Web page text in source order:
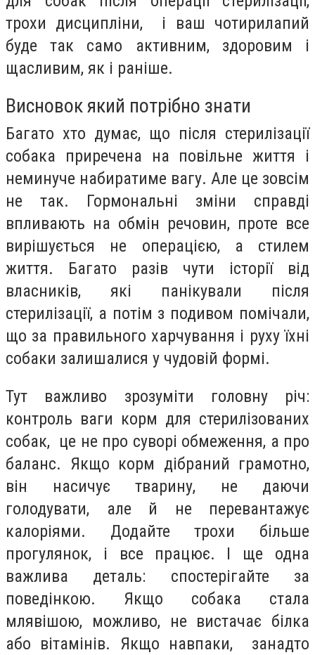
трохи дисципліни, і ваш чотирилапий
буде так само активним, здоровим і
щасливим, як і раніше.
Висновок який потрібно знати
Багато хто думає, що після стерилізації
собака приречена на повільне життя і
неминуче набиратиме вагу. Але це зовсім
не так. Гормональні зміни справді
впливають на обмін речовин, проте все
вирішується не операцією, а стилем
життя. Багато разів чути історії від
власників, які панікували після
стерилізації, а потім з подивом помічали,
що за правильного харчування і руху їхні
собаки залишалися у чудовій формі.
Тут важливо зрозуміти головну річ:
контроль ваги корм для стерилізованих
собак, це не про суворі обмеження, а про
баланс. Якщо корм дібраний грамотно,
він насичує тварину, не даючи
голодувати, але й не перевантажує
калоріями. Додайте трохи більше
прогулянок, і все працює. І ще одна
важлива деталь: спостерігайте за
поведінкою. Якщо собака стала
млявішою, можливо, не вистачає білка
або вітамінів. Якщо навпаки, занадто